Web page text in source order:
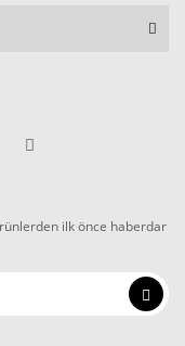
ilk önce haberdar